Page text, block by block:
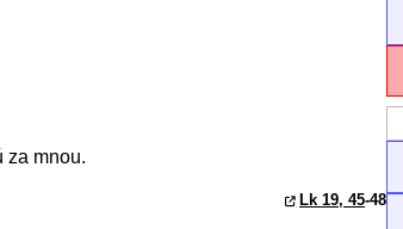
za mnou.
Lk 19, 45-48